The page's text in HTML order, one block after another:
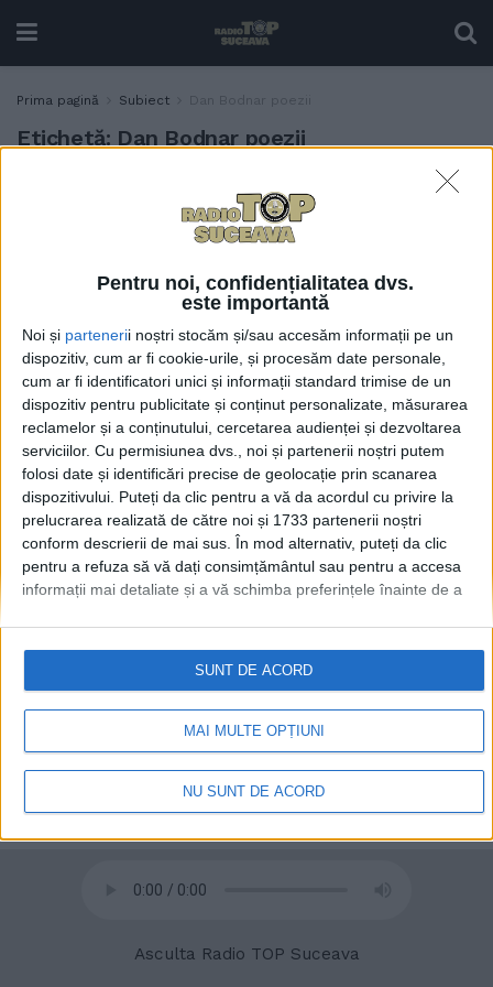
Pentru noi, confidențialitatea dvs.
este importantă
Noi și partenerii noștri stocăm și/sau accesăm informații pe un
dispozitiv, cum ar fi cookie-urile, și procesăm date personale,
cum ar fi identificatori unici și informații standard trimise de un
dispozitiv pentru publicitate și conținut personalizate, măsurarea
reclamelor și a conținutului, cercetarea audienței și dezvoltarea
serviciilor. Cu permisiunea dvs., noi și partenerii noștri putem
folosi date și identificări precise de geolocație prin scanarea
dispozitivului. Puteți da clic pentru a vă da acordul cu privire la
prelucrarea realizată de către noi și 1733 partenerii noștri
conform descrierii de mai sus. În mod alternativ, puteți da clic
pentru a refuza să vă dați consimțământul sau pentru a accesa
informații mai detaliate și a vă schimba preferințele înainte de a
retrageți consimțământul în orice moment, revenind la acest site
și făcând clic pe butonul "Confidențialitate" din partea de jos a
paginii web.
MAI MULTE OPȚIUNI
NU SUNT DE ACORD
SUNT DE ACORD
Prima pagină Subiect Dan Bodnar poezii
Etichetă: Dan Bodnar poezii
Cartea de poezii a
suceveanului Dan Bodnar
se poate cumpăra de pe
4 MARTIE, 2024
© 2020 Radio TOP Suceava 104 FM
Asculta Radio TOP Suceava